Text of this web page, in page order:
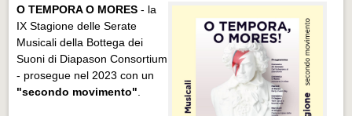
O TEMPORA O MORES - la
IX Stagione delle Serate
Musicali della Bottega dei
Suoni di Diapason Consortium
- prosegue nel 2023 con un
"secondo movimento".